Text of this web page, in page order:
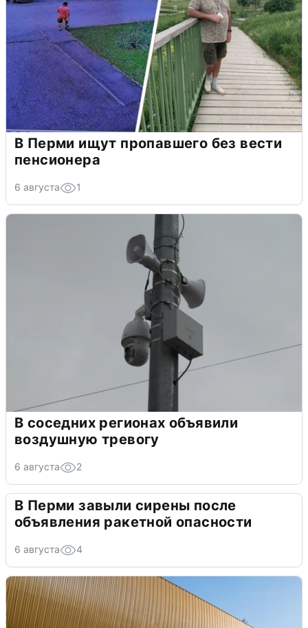
В Перми ищут пропавшего без вести
пенсионера
6 августа 1
В соседних регионах объявили
воздушную тревогу
6 августа 2
В Перми завыли сирены после
объявления ракетной опасности
6 августа 4